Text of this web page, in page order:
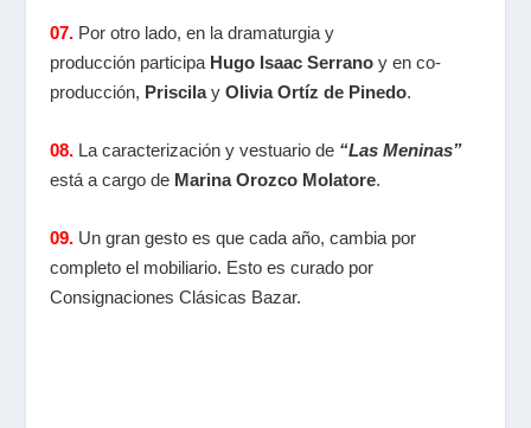
07. Por otro lado, en la dramaturgia y
producción participa Hugo Isaac Serrano y en co-
producción, PriscilayOlivia Ortíz de Pinedo.
08. La caracterización y vestuario de “Las Meninas”
está a cargo de Marina Orozco Molatore.
09. Un gran gesto es que cada año, cambia por
completo el mobiliario. Esto es curado por
Consignaciones Clásicas Bazar.